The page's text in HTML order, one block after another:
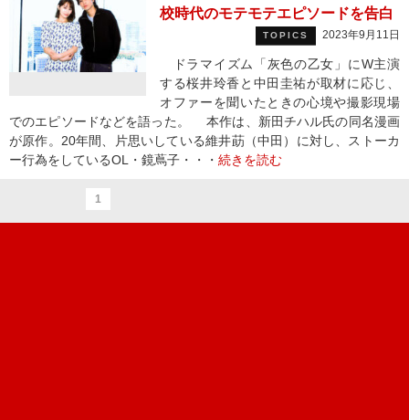
校時代のモテモテエピソードを告白
TOPICS 2023年9月11日
ドラマイズム「灰色の乙女」にW主演
する桜井玲香と中田圭祐が取材に応じ、
オファーを聞いたときの心境や撮影現場
でのエピソードなどを語った。 本作は、新田チハル氏の同名漫画
が原作。20年間、片思いしている維井莇（中田）に対し、ストーカ
ー行為をしているOL・鏡蔦子・・・ 続きを読む
1